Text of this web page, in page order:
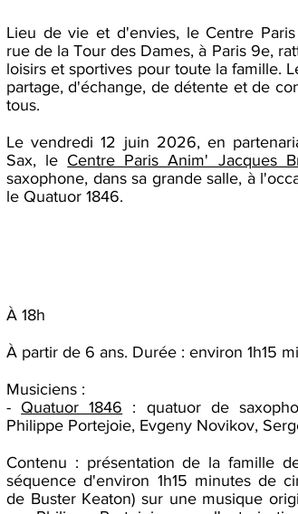
Lieu de vie et d'envies, le Centre
rue de la Tour des Dames, à Paris 9e,
loisirs et sportives pour toute la famille.
partage, d'échange, de détente et de
tous.
Le vendredi 12 juin 2026, en
Sax, le Centre Paris Anim' Jacques
saxophone, dans sa grande salle, à
le Quatuor 1846.
À 18h
À partir de 6 ans. Durée : environ 1h15
Musiciens :
- Quatuor 1846 : quatuor de
Philippe Portejoie, Evgeny Novikov,
Contenu : présentation de la famille
séquence d'environ 1h15 minutes de
de Buster Keaton) sur une musique